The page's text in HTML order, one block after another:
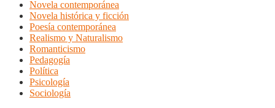
Novela contemporánea
Novela histórica y ficción
Poesía contemporánea
Realismo y Naturalismo
Romanticismo
Pedagogía
Política
Psicología
Sociología